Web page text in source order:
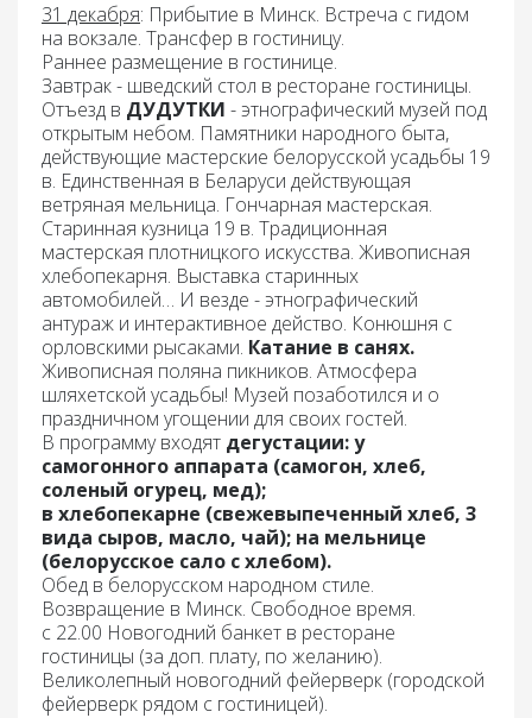
31 декабря: Прибытие в Минск. Встреча с гидом
на вокзале. Трансфер в гостиницу.
Раннее размещение в гостинице.
Завтрак- шведский стол в ресторане гостиницы.
Отъезд в ДУДУТКИ - этнографический музей под
открытым небом. Памятники народного быта,
действующие мастерские белорусской усадьбы 19
в. Единственная в Беларуси действующая
ветряная мельница. Гончарная мастерская.
Старинная кузница 19 в. Традиционная
мастерская плотницкого искусства. Живописная
хлебопекарня. Выставка старинных
автомобилей… И везде - этнографический
антураж и интерактивное действо. Конюшня с
орловскими рысаками. Катание в санях.
Живописная поляна пикников. Атмосфера
шляхетской усадьбы! Музей позаботился и о
праздничном угощении для своих гостей.
В программу входят дегустации: у
самогонного аппарата (самогон, хлеб,
соленый огурец, мед);
в хлебопекарне (свежевыпеченный хлеб, 3
вида сыров, масло, чай); на мельнице
(белорусское сало с хлебом).
Обед в белорусском народном стиле.
Возвращение в Минск. Свободное время.
с 22.00 Новогодний банкет в ресторане
гостиницы (за доп. плату, по желанию).
Великолепный новогодний фейерверк (городской
фейерверк рядом с гостиницей).